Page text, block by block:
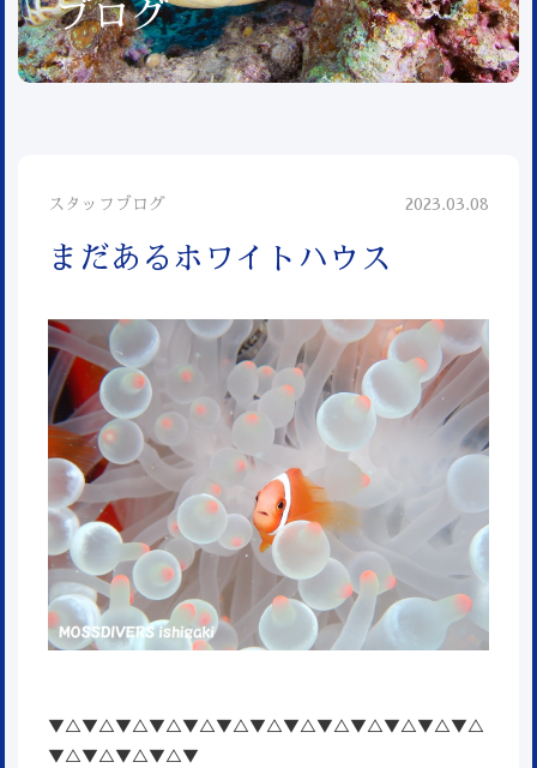
ブログ
スタッフブログ 2023.03.08
まだあるホワイトハウス
▼△▼△▼△▼△▼△▼△▼△▼△▼△▼△▼△▼△▼△
▼△▼△▼△▼△▼